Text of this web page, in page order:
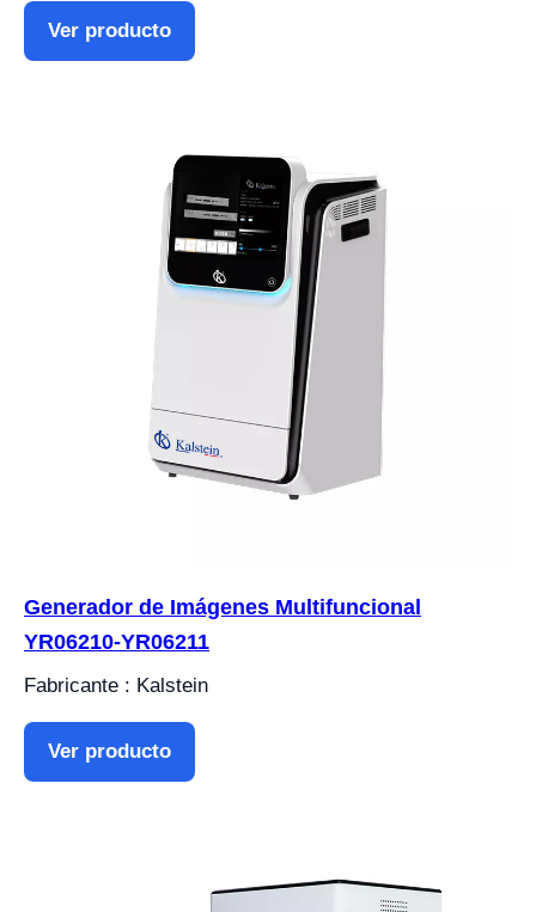
Ver producto
Generador de Imágenes Multifuncional
YR06210-YR06211
Fabricante : Kalstein
Ver producto